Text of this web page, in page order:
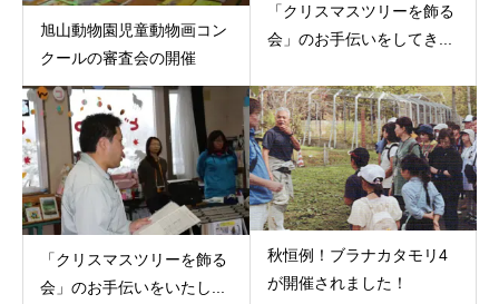
旭山動物園児童動物画コン
クールの審査会の開催
「クリスマスツリーを飾る
会」のお手伝いをしてき...
「クリスマスツリーを飾る
会」のお手伝いをいたし...
秋恒例！ブラナカタモリ4
が開催されました！